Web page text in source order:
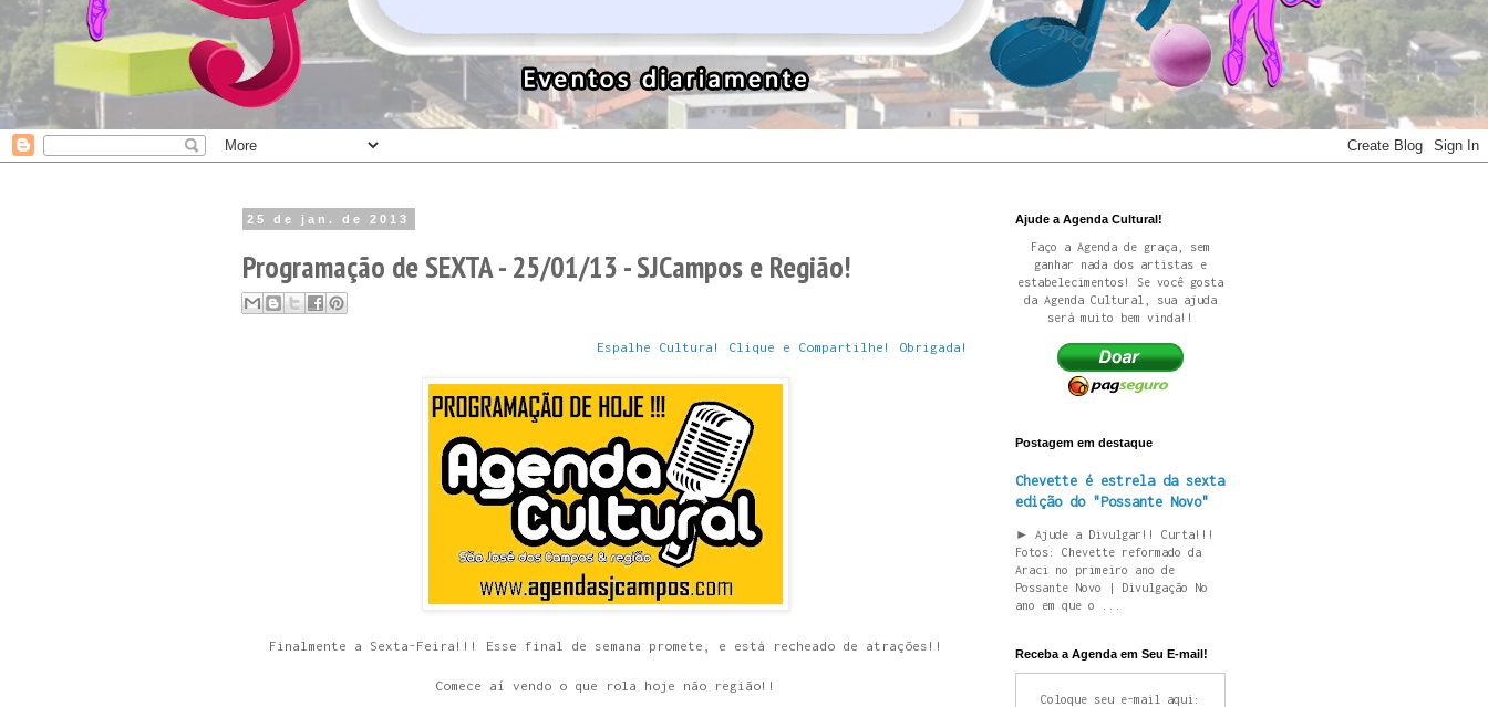
25 de jan. de 2013
Programação de SEXTA - 25/01/13 - SJCampos e Região!
Espalhe Cultura! Clique e Compartilhe! Obrigada!
Finalmente a Sexta-Feira!!! Esse final de semana promete, e está recheado de atrações!!
Comece aí vendo o que rola hoje não região!!
Ajude a Agenda Cultural!
Faço a Agenda de graça, sem
ganhar nada dos artistas e
estabelecimentos! Se você gosta
da Agenda Cultural, sua ajuda
será muito bem vinda!!
Postagem em destaque
Chevette é estrela da sexta
edição do "Possante Novo"
► Ajude a Divulgar!! Curta!!!
Fotos: Chevette reformado da
Araci no primeiro ano de
Possante Novo | Divulgação No
ano em que o ...
Receba a Agenda em Seu E-mail!
Coloque seu e-mail aqui: